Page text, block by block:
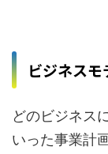
ビジネス
どのビジネス
いった事業計